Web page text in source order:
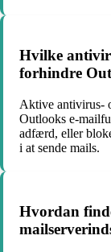
Hvilke
forhindre
Aktive antivirus-
Outlooks e-
adfærd, eller
i at sende mails.
Hvordan